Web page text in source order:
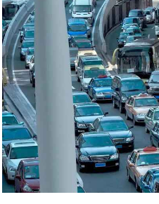
HOME
EV
電動バイク
電動キックボード